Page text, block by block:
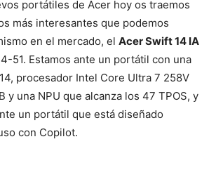
portátiles de Acer hoy os traemos
más interesantes que podemos
en el mercado, el Acer Swift 14 IA
51. Estamos ante un portátil con una
procesador Intel Core Ultra 7 258V
y una NPU que alcanza los 47 TPOS, y
un portátil que está diseñado
con Copilot.